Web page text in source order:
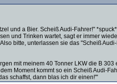
und a Bier. Scheiß Audi-Fahrer!" *spuck*
und Trinken wartet, sagt er immer
bitte, unterlassen sie das "Scheiß
mit meinem 40 Tonner LKW die B
Moment kommt so ein Scheiß Audi-
schaffst, dann blas ich dir einen!'"